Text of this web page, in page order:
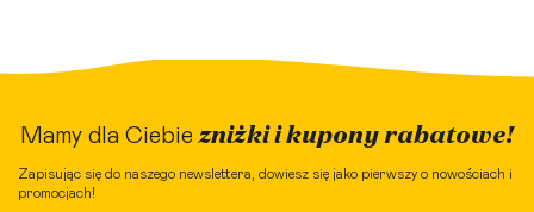
Mamy dla Ciebie zniżki i kupony rabatowe!
Zapisując się do naszego newslettera, dowiesz się jako pierwszy o nowościach i
promocjach!